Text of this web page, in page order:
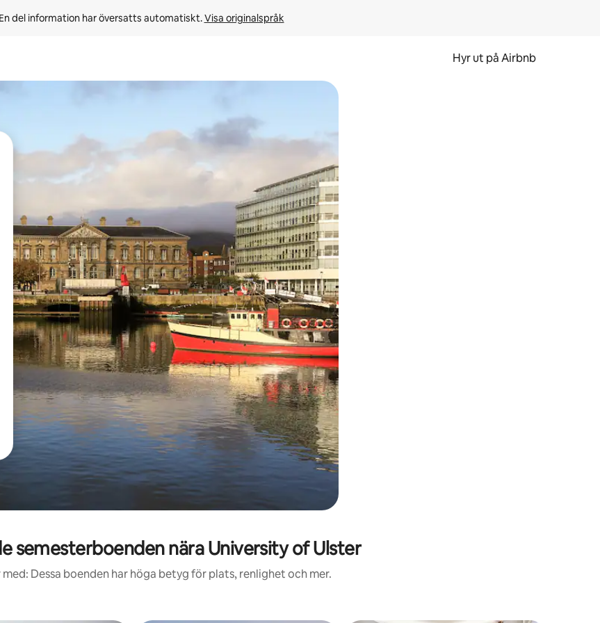
En del information har översatts automatiskt. Visa originalspråk
Hyr ut på Airbnb
nedåtpilarna eller utforska genom att trycka eller svepa.
semesterboenden nära University of Ulster
Dessa boenden har höga betyg för plats, renlighet och mer.